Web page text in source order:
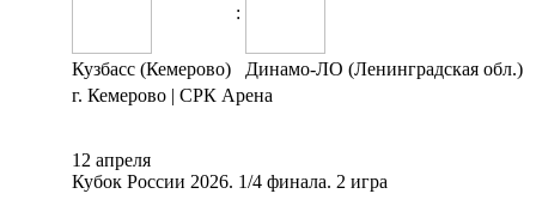
:
Кузбасс (Кемерово)
Динамо-ЛО (Ленинградская обл.)
г. Кемерово | СРК Арена
12 апреля
Кубок России 2026. 1/4 финала. 2 игра